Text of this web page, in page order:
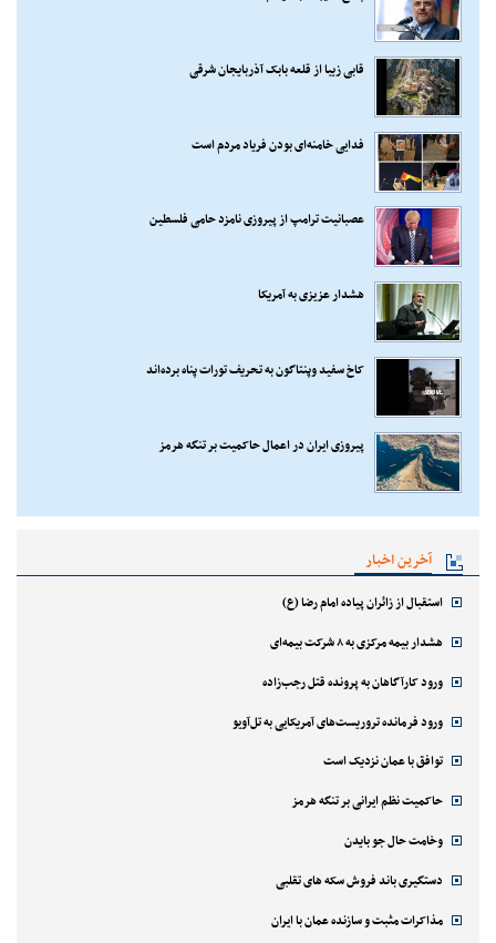
قابی زیبا از قلعه بابک آذربایجان شرقی
فدایی خامنه‌ای بودن فریاد مردم است
عصبانیت ترامپ از پیروزی نامزد حامی فلسطین
هشدار عزیزی به آمریکا
کاخ سفید وپنتاگون به تحریف تورات پناه برده‌اند
پیروزی ایران در اعمال حاکمیت بر تنگه هرمز
آخرین اخبار
استقبال از زائران پیاده امام رضا (ع)
هشدار بیمه مرکزی به ۸ شرکت بیمه‌ای
ورود کارآگاهان به پرونده قتل رجب‌زاده
ورود فرمانده تروریست‌های آمریکایی به تل‌آویو
توافق با عمان نزدیک است
حاکمیت نظم ایرانی بر تنگه هرمز
وخامت حال جو بایدن
دستگیری باند فروش سکه های تقلبی
مذاکرات مثبت و سازنده عمان با ایران